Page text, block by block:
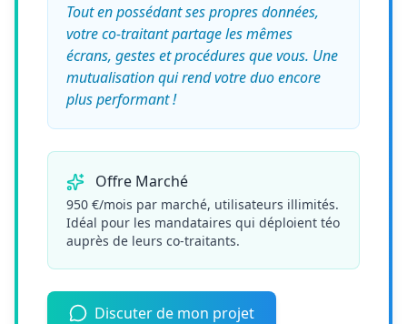
Tout en possédant ses propres données,
votre co-traitant partage les mêmes
écrans, gestes et procédures que vous. Une
mutualisation qui rend votre duo encore
plus performant !
Offre Marché
950 €/mois par marché, utilisateurs illimités.
Idéal pour les mandataires qui déploient téo
auprès de leurs co-traitants.
Discuter de mon projet